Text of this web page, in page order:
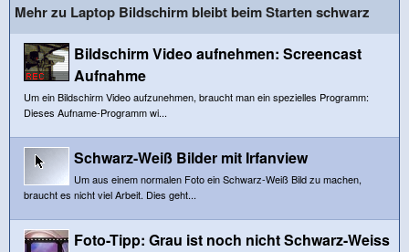
Mehr zu Laptop Bildschirm bleibt beim Starten schwarz
Bildschirm Video aufnehmen: Screencast
Aufnahme
Um ein Bildschirm Video aufzunehmen, braucht man ein spezielles Programm:
Dieses Aufname-Programm wi...
Schwarz-Weiß Bilder mit Irfanview
Um aus einem normalen Foto ein Schwarz-Weiß Bild zu machen,
braucht es nicht viel Arbeit. Dies geht...
Foto-Tipp: Grau ist noch nicht Schwarz-Weiss